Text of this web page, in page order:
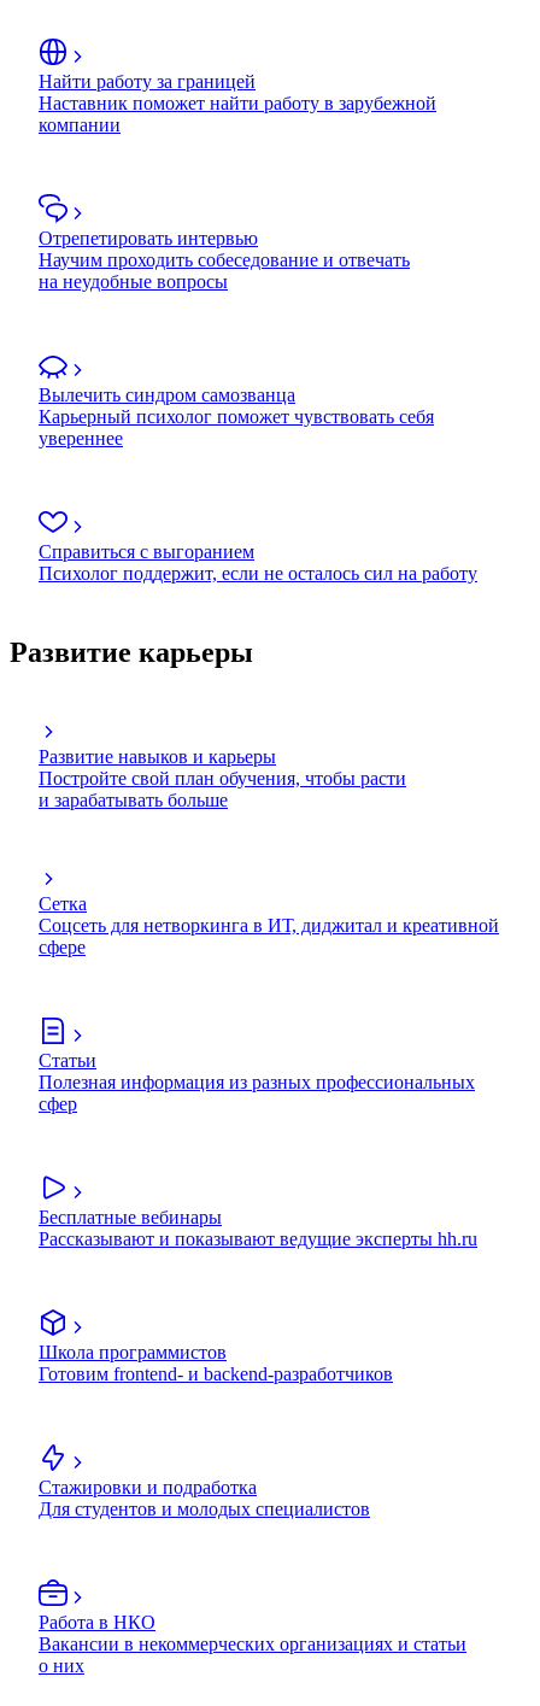
Найти работу за границей
Наставник поможет найти работу в зарубежной
компании
Отрепетировать интервью
Научим проходить собеседование и отвечать
на неудобные вопросы
Вылечить синдром самозванца
Карьерный психолог поможет чувствовать себя
увереннее
Справиться с выгоранием
Психолог поддержит, если не осталось сил на работу
Развитие карьеры
Развитие навыков и карьеры
Постройте свой план обучения, чтобы расти
и зарабатывать больше
Сетка
Соцсеть для нетворкинга в ИТ, диджитал и креативной
сфере
Статьи
Полезная информация из разных профессиональных
сфер
Бесплатные вебинары
Рассказывают и показывают ведущие эксперты hh.ru
Школа программистов
Готовим frontend- и backend-разработчиков
Стажировки и подработка
Для студентов и молодых специалистов
Работа в НКО
Вакансии в некоммерческих организациях и статьи
о них